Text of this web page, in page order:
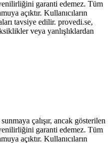
garanti edemez. Tüm
açıktır. Kullanıcıların
tavsiye edilir. provedi.se,
veya yanlışlıklardan
çalışır, ancak gösterilen
garanti edemez. Tüm
açıktır. Kullanıcıların